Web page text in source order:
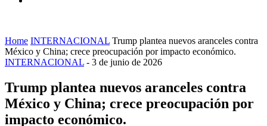
Home INTERNACIONAL Trump plantea nuevos aranceles contra
México y China; crece preocupación por impacto económico.
INTERNACIONAL - 3 de junio de 2026
Trump plantea nuevos aranceles contra
México y China; crece preocupación por
impacto económico.